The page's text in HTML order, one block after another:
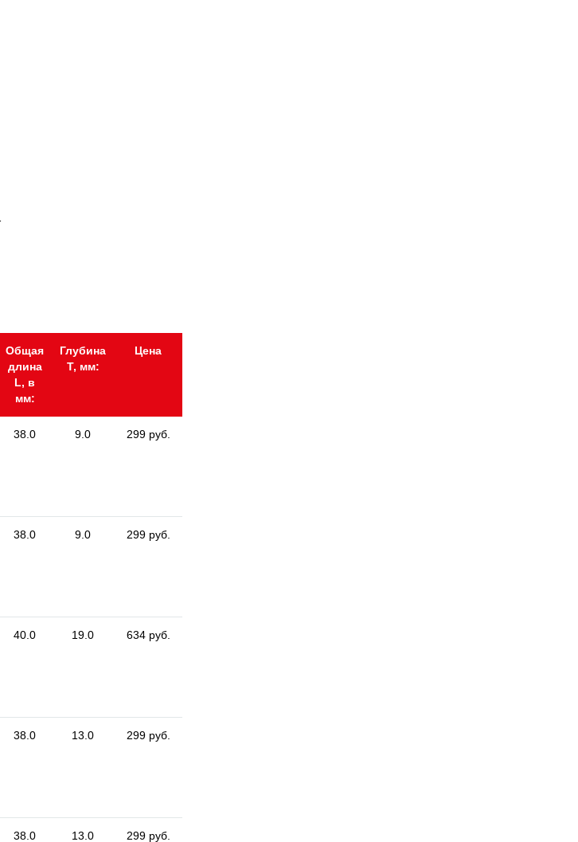
Общая
длина
L, в
мм:
Глубина
Т, мм:
Цена
38.0 9.0 299 руб.
38.0 9.0 299 руб.
40.0 19.0 634 руб.
38.0 13.0 299 руб.
38.0 13.0 299 руб.